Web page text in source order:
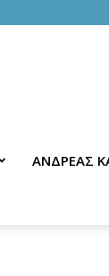
ΑΝΔΡΕΑΣ